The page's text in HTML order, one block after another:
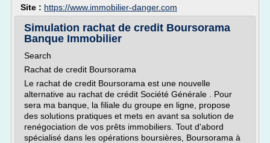
Site : https://www.immobilier-danger.com
Simulation rachat de credit Boursorama
Banque Immobilier
Search
Rachat de credit Boursorama
Le rachat de credit Boursorama est une nouvelle
alternative au rachat de crédit Société Générale . Pour
sera ma banque, la filiale du groupe en ligne, propose
des solutions pratiques et mets en avant sa solution de
renégociation de vos prêts immobiliers. Tout d'abord
spécialisé dans les opérations boursières, Boursorama à